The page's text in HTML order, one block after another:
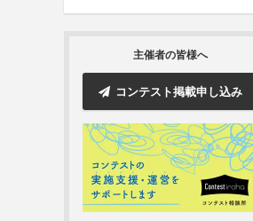
主催者の皆様へ
コンテスト掲載申し込み